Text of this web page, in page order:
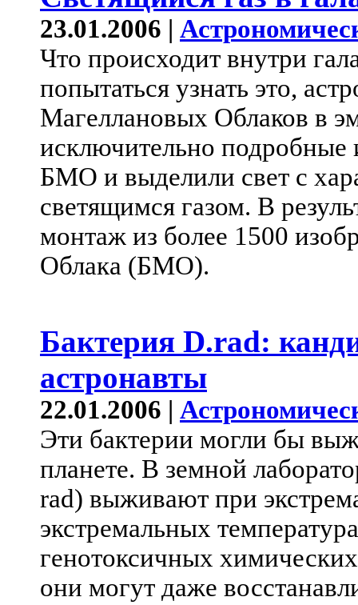
23.01.2006 |
Что происходит внутри
попытаться узнать это,
Магеллановых Облаков в
исключительно подробные
БМО и выделили свет с
светящимся газом. В
монтаж из более 1500
Облака (БМО).
Бактерия D.rad:
астронавты
22.01.2006 |
Эти бактерии могли бы
планете. В земной
rad) выживают при
экстремальных
генотоксичных
они могут даже